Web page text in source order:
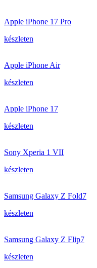
Apple iPhone 17 Pro
készleten
Apple iPhone Air
készleten
Apple iPhone 17
készleten
Sony Xperia 1 VII
készleten
Samsung Galaxy Z Fold7
készleten
Samsung Galaxy Z Flip7
készleten